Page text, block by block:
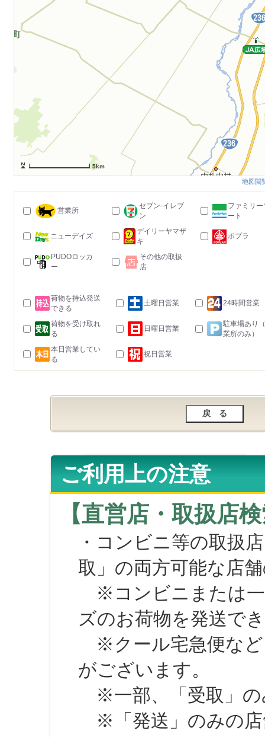
5km
地図閲
営業所
セブン-イレブ
ン
ファミリー
ート
ニューデイズ
デイリーヤマザ
キ
ポプラ
PUDOロッカ
ー
その他の取扱
店
荷物を持込発送
できる
土曜日営業 24時間営業
荷物を受け取れ
る
日曜日営業
駐車場あり
業所のみ）
本日営業してい
る
祝日営業
ご利用上の注意
【直営店・取扱店
・コンビニ等の取扱
取」の両方可能な店
※コンビニまたは一
ズのお荷物を発送で
※クール宅急便など
がございます。
※一部、「受取」の
※「発送」のみの店